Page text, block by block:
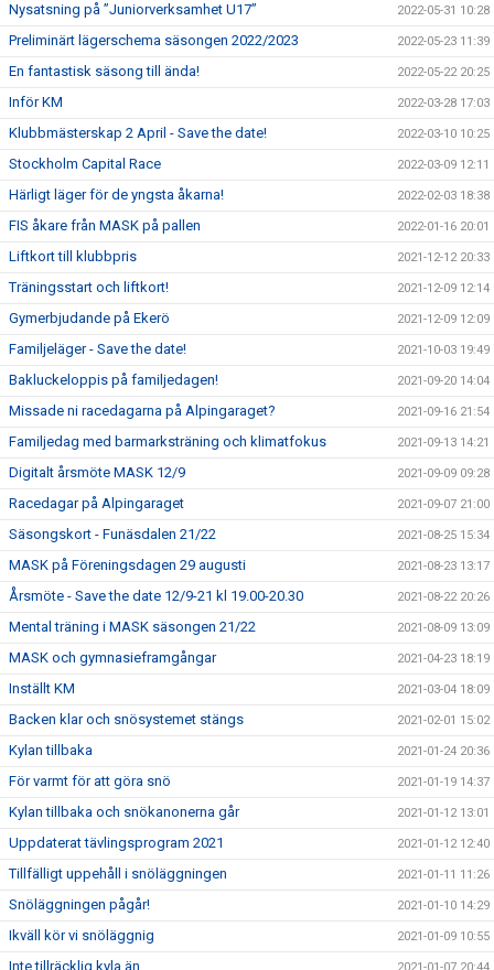
Nysatsning på ”Juniorverksamhet U17” 2022-05-31 10:28
Preliminärt lägerschema säsongen 2022/2023 2022-05-23 11:39
En fantastisk säsong till ända! 2022-05-22 20:25
Inför KM 2022-03-28 17:03
Klubbmästerskap 2 April - Save the date! 2022-03-10 10:25
Stockholm Capital Race 2022-03-09 12:11
Härligt läger för de yngsta åkarna! 2022-02-03 18:38
FIS åkare från MASK på pallen 2022-01-16 20:01
Liftkort till klubbpris 2021-12-12 20:33
Träningsstart och liftkort! 2021-12-09 12:14
Gymerbjudande på Ekerö 2021-12-09 12:09
Familjeläger - Save the date! 2021-10-03 19:49
Bakluckeloppis på familjedagen! 2021-09-20 14:04
Missade ni racedagarna på Alpingaraget? 2021-09-16 21:54
Familjedag med barmarksträning och klimatfokus 2021-09-13 14:21
Digitalt årsmöte MASK 12/9 2021-09-09 09:28
Racedagar på Alpingaraget 2021-09-07 21:00
Säsongskort - Funäsdalen 21/22 2021-08-25 15:34
MASK på Föreningsdagen 29 augusti 2021-08-23 13:17
Årsmöte - Save the date 12/9-21 kl 19.00-20.30 2021-08-22 20:26
Mental träning i MASK säsongen 21/22 2021-08-09 13:09
MASK och gymnasieframgångar 2021-04-23 18:19
Inställt KM 2021-03-04 18:09
Backen klar och snösystemet stängs 2021-02-01 15:02
Kylan tillbaka 2021-01-24 20:36
För varmt för att göra snö 2021-01-19 14:37
Kylan tillbaka och snökanonerna går 2021-01-12 13:01
Uppdaterat tävlingsprogram 2021 2021-01-12 12:40
Tillfälligt uppehåll i snöläggningen 2021-01-11 11:26
Snöläggningen pågår! 2021-01-10 14:29
Ikväll kör vi snöläggnig 2021-01-09 10:55
Inte tillräcklig kyla än